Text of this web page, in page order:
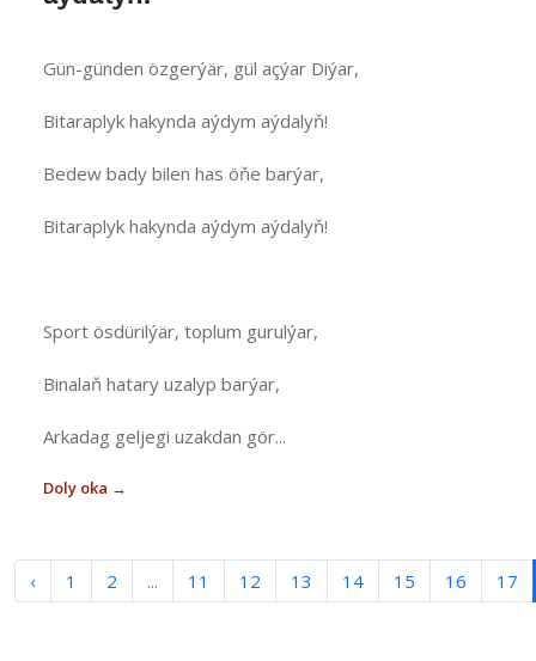
Gün-günden özgerýär, gül açýar Diýar,
Bitaraplyk hakynda aýdym aýdalyň!
Bedew bady bilen has öňe barýar,
Bitaraplyk hakynda aýdym aýdalyň!
Sport ösdürilýär, toplum gurulýar,
Binalaň hatary uzalyp barýar,
Arkadag geljegi uzakdan gör...
Doly oka →
‹ 1 2 ... 11 12 13 14 15 16 17